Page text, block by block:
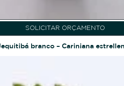
SOLICITAR ORÇAMENTO
branco – Cariniana